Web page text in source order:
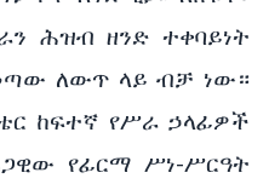
ሕዝብ ዘንድ ተቀባይነት
ለውጥ ላይ ብቻ ነው።
ከፍተኛ የሥራ ኃላፊዎች
የፊርማ ሥነ-ሥርዓት